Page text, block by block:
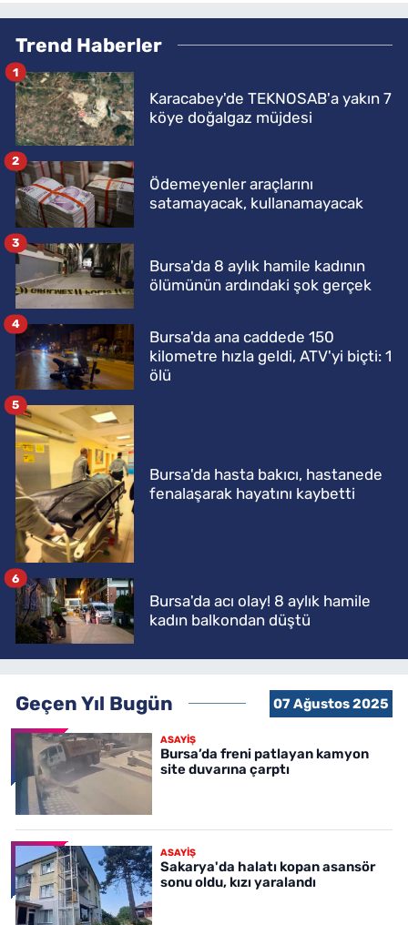
Trend Haberler
Karacabey'de TEKNOSAB'a yakın 7
köye doğalgaz müjdesi
1
Ödemeyenler araçlarını
satamayacak, kullanamayacak
2
Bursa'da 8 aylık hamile kadının
ölümünün ardındaki şok gerçek
3
Bursa'da ana caddede 150
kilometre hızla geldi, ATV'yi biçti: 1
ölü
4
Bursa'da hasta bakıcı, hastanede
fenalaşarak hayatını kaybetti
5
Bursa'da acı olay! 8 aylık hamile
kadın balkondan düştü
6
Geçen Yıl Bugün 07 Ağustos 2025
ASAYİŞ
Bursa’da freni patlayan kamyon
site duvarına çarptı
ASAYİŞ
Sakarya'da halatı kopan asansör
sonu oldu, kızı yaralandı